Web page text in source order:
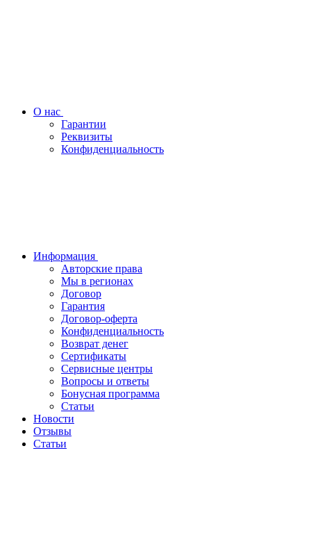
О нас
Гарантии
Реквизиты
Конфиденциальность
Информация
Авторские права
Мы в регионах
Договор
Гарантия
Договор-оферта
Конфиденциальность
Возврат денег
Сертификаты
Сервисные центры
Вопросы и ответы
Бонусная программа
Статьи
Новости
Отзывы
Статьи